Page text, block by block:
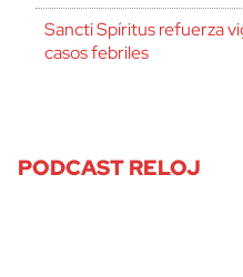
Sancti Spíritus refuerza
casos febriles
PODCAST RELOJ